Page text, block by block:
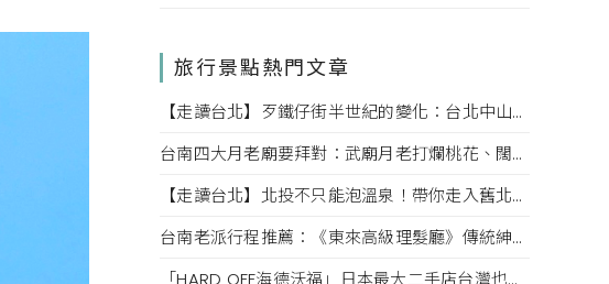
旅行景點熱門文章
【走讀台北】歹鐵仔街半世紀的變化：台北中山赤峰街上文創小店內的故事
台南四大月老廟要拜對：武廟月老打爛桃花、闊嘴月老說媒牽姻緣，愛情也該對症下藥
【走讀台北】北投不只能泡溫泉！帶你走入舊北投的老街巷弄，探索老台北的迷人風情
台南老派行程推薦：《東來高級理髮廳》傳統紳士小姐的高級坐洗體驗、掏耳、按摩一次滿足！
「HARD OFF海德沃福」日本最大二手店台灣也逛得到，3C、名牌、古著逛不完，快點來挖寶吧！